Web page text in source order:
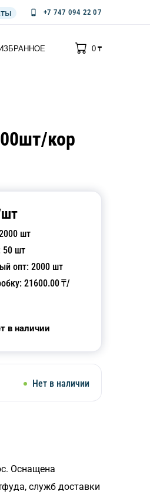
+7 747 094 22 07
0
0₸
кор
шт
шт
50 шт
опт: 2000 шт
21600.00₸/
в наличии
Нет в наличии
Оснащена
служб доставки